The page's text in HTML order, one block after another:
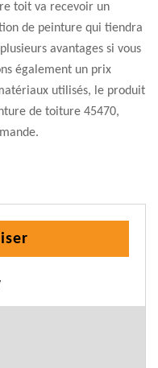
toit va recevoir un
de peinture qui tiendra
avantages si vous
également un prix
utilisés, le produit
de toiture 45470,